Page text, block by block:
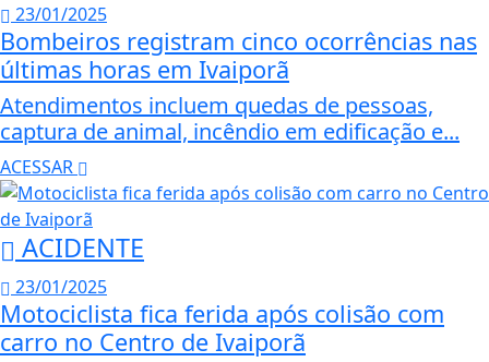
23/01/2025
Bombeiros registram cinco ocorrências nas
últimas horas em Ivaiporã
Atendimentos incluem quedas de pessoas,
captura de animal, incêndio em edificação e...
ACESSAR
ACIDENTE
23/01/2025
Motociclista fica ferida após colisão com
carro no Centro de Ivaiporã